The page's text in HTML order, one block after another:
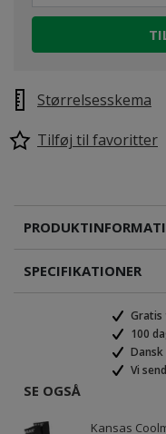
Størrelsesskema
Tilføj til favoritter
SPECIFIKATIONER
Gratis
100
Vi
SE OGSÅ
Kansas